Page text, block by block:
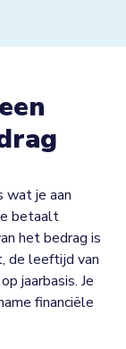
een
wat je aan
betaalt
het bedrag is
de leeftijd van
jaarbasis. Je
financiële